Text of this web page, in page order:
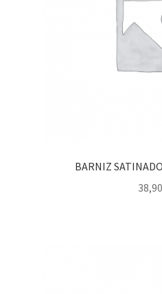
BARNIZ
38,90